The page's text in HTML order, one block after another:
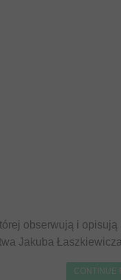
obserwują i opisują
Jakuba
CONTINUE